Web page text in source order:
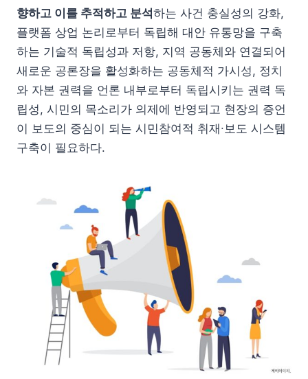
향하고 이를 추적하고 분석하는 사건 충실성의 강화,
플랫폼 상업 논리로부터 독립해 대안 유통망을 구축
하는 기술적 독립성과 저항, 지역 공동체와 연결되어
새로운 공론장을 활성화하는 공동체적 가시성, 정치
와 자본 권력을 언론 내부로부터 독립시키는 권력 독
립성, 시민의 목소리가 의제에 반영되고 현장의 증언
이 보도의 중심이 되는 시민참여적 취재∙보도 시스템
구축이 필요하다.